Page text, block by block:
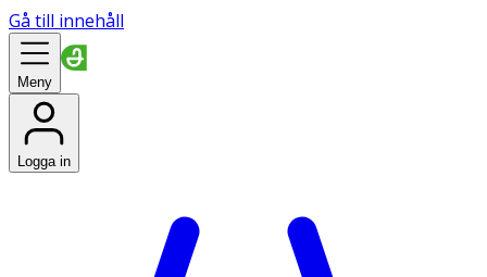
Gå till innehåll
Meny
Logga in